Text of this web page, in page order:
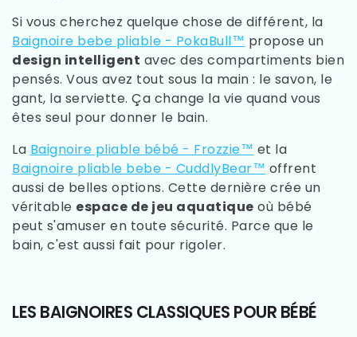
Si vous cherchez quelque chose de différent, la
Baignoire bebe pliable - PokaBull™ propose un
design intelligent avec des compartiments bien
pensés. Vous avez tout sous la main : le savon, le
gant, la serviette. Ça change la vie quand vous
êtes seul pour donner le bain.
La Baignoire pliable bébé - Frozzie™ et la
Baignoire pliable bebe - CuddlyBear™ offrent
aussi de belles options. Cette dernière crée un
véritable espace de jeu aquatique où bébé
peut s'amuser en toute sécurité. Parce que le
bain, c'est aussi fait pour rigoler.
LES BAIGNOIRES CLASSIQUES POUR BÉBÉ